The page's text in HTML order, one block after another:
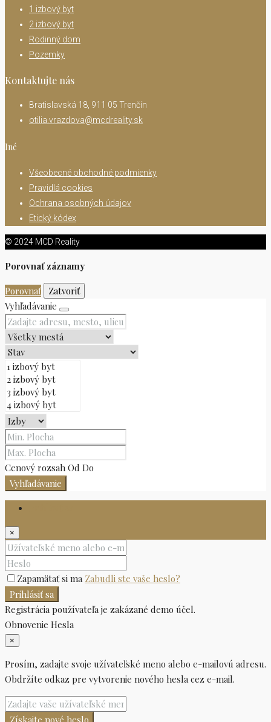
1 izbový byt
2 izbový byt
Rodinný dom
Pozemky
Kontaktujte nás
Bratislavská 18, 911 05 Trenčín
otilia.vrazdova@mcdreality.sk
Iné
Všeobecné obchodné podmienky
Pravidlá cookies
Ochrana osobných údajov
Etický kódex
© 2024 MCD Reality
Porovnať záznamy
Porovnať
Zatvoriť
Vyhľadávanie
Cenový rozsah Od Do
Vyhľadávanie
×
Zapamätať si ma Zabudli ste vaše heslo?
Prihlásiť sa
Registrácia používateľa je zakázané demo účel.
Obnovenie Hesla
×
Prosím, zadajte svoje užívateľské meno alebo e-mailovú adresu.
Obdržíte odkaz pre vytvorenie nového hesla cez e-mail.